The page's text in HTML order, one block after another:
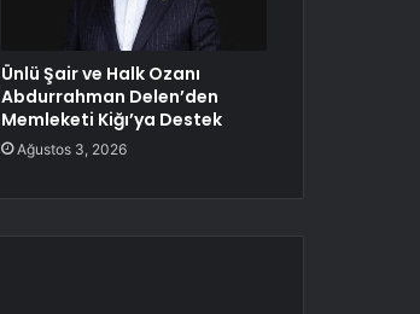
Ünlü Şair ve Halk Ozanı
Abdurrahman Delen’den
Memleketi Kiğı’ya Destek
Ağustos 3, 2026